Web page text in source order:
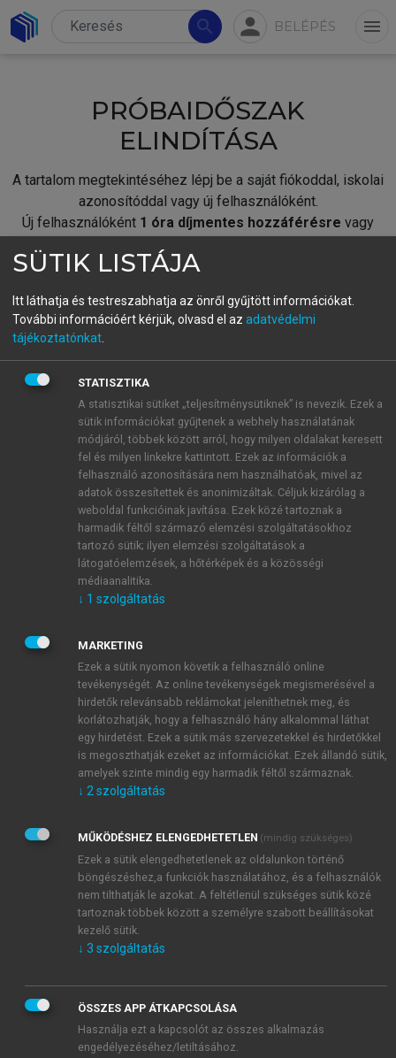
search person BELÉPÉS menu
PRÓBAIDŐSZAK
ELINDÍTÁSA
A tartalom megtekintéséhez lépj be a saját fiókoddal, iskolai
azonosítóddal vagy új felhasználóként.
Új felhasználóként 1 óra díjmentes hozzáférésre vagy
fiókoddal,vagy hozz létre új fiókot.
A regisztráció után apróbaidőszakautomatikusan
BELÉPÉS SAJÁT FIÓKKAL
ÚJ FIÓK LÉTREHOZÁSA
1 óra díjmentes hozzáférés
E-MAIL-CÍM
JELSZÓ
JELSZÓ ÚJRA
Kérek értesítést a MeRSZ újdonságairól, akcióiról.
Kérek értesítést az Akadémiai Kiadó Zrt. újdonságairól,
Adatkezelési tájékoztatóbanfoglaltakat tudomásul
veszem és elfogadom.
Általános vásárlási feltételeket, valamint a szotar.netés a
mersz.huoldalak licencszerződéseiben foglaltakat
tudomásul veszem és elfogadom.
KIPRÓBÁLOM
SÜTIK LISTÁJA
Itt láthatja és testreszabhatja az önről gyűjtött információkat.
További információért kérjük, olvasd el az adatvédelmi
tájékoztatónkat
STATISZTIKA
A statisztikai sütiket „teljesítménysütiknek” is nevezik. Ezek a
sütik információkat gyűjtenek a webhely használatának
módjáról, többek között arról, hogy milyen oldalakat keresett
fel és milyen linkekre kattintott. Ezek az információk a
felhasználó azonosítására nem használhatóak, mivel az
adatok összesítettek és anonimizáltak. Céljuk kizárólag a
weboldal funkcióinak javítása. Ezek közé tartoznak a
harmadik féltől származó elemzési szolgáltatásokhoz
tartozó sütik; ilyen elemzési szolgáltatások a
látogatóelemzések, a hőtérképek és a közösségi
médiaanalitika.
↓ 1 szolgáltatás
MARKETING
Ezek a sütik nyomon követik a felhasználó online
tevékenységét. Az online tevékenységek megismerésével a
hirdetők relevánsabb reklámokat jeleníthetnek meg, és
korlátozhatják, hogy a felhasználó hány alkalommal láthat
egy hirdetést. Ezek a sütik más szervezetekkel és hirdetőkkel
is megoszthatják ezeket az információkat. Ezek állandó sütik,
amelyek szinte mindig egy harmadik féltől származnak.
↓ 2 szolgáltatás
MŰKÖDÉSHEZ ELENGEDHETETLEN (mindig szükséges)
Ezek a sütik elengedhetetlenek az oldalunkon történő
böngészéshez,a funkciók használatához, és a felhasználók
nem tilthatják le azokat. A feltétlenül szükséges sütik közé
tartoznak többek között a személyre szabott beállításokat
kezelő sütik.
↓ 3 szolgáltatás
ÖSSZES APP ÁTKAPCSOLÁSA
Használja ezt a kapcsolót az összes alkalmazás
engedélyezéséhez/letiltásához.